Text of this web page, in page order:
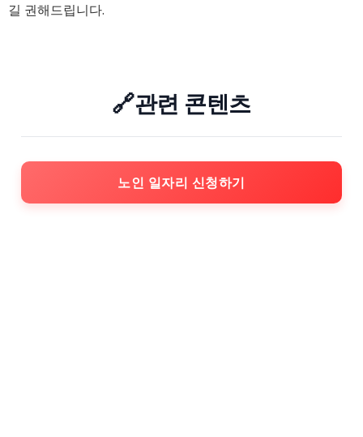
길 권해드립니다.
🔗관련 콘텐츠
노인 일자리 신청하기